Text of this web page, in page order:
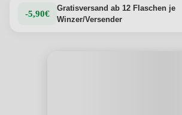
-5,90€
Gratisversand ab 12 Flaschen je
Winzer/Versender